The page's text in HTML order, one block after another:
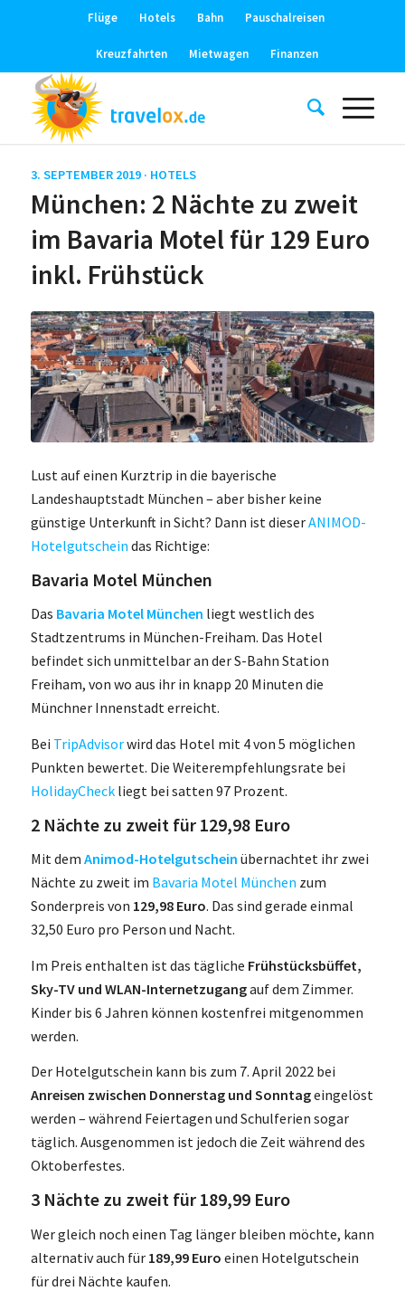
Flüge Hotels Bahn Pauschalreisen
Kreuzfahrten Mietwagen Finanzen
3. SEPTEMBER 2019 · HOTELS
München: 2 Nächte zu zweit
im Bavaria Motel für 129 Euro
inkl. Frühstück
Lust auf einen Kurztrip in die bayerische
Landeshauptstadt München – aber bisher keine
günstige Unterkunft in Sicht? Dann ist dieserANIMOD-
Hotelgutschein das Richtige:
Bavaria Motel München
Das Bavaria Motel München liegt westlich des
Stadtzentrums in München-Freiham. Das Hotel
befindet sich unmittelbar an der S-Bahn Station
Freiham, von wo aus ihr in knapp 20 Minuten die
Münchner Innenstadt erreicht.
Bei TripAdvisorwird das Hotel mit 4 von 5 möglichen
Punkten bewertet. Die Weiterempfehlungsrate bei
HolidayCheckliegt bei satten 97 Prozent.
2 Nächte zu zweit für 129,98 Euro
Mit dem Animod-Hotelgutschein übernachtet ihr zwei
Nächte zu zweit im Bavaria Motel München zum
Sonderpreis von 129,98 Euro. Das sind gerade einmal
32,50 Euro pro Person und Nacht.
Im Preis enthalten ist das tägliche Frühstücksbüffet,
Sky-TV und WLAN-Internetzugangauf dem Zimmer.
Kinder bis 6 Jahren können kostenfrei mitgenommen
werden.
Der Hotelgutschein kann bis zum 7. April 2022 bei
Anreisen zwischen Donnerstag und Sonntageingelöst
werden – während Feiertagen und Schulferien sogar
täglich. Ausgenommen ist jedoch die Zeit während des
Oktoberfestes.
3 Nächte zu zweit für 189,99 Euro
Wer gleich noch einen Tag länger bleiben möchte, kann
alternativ auch für 189,99 Euro einen Hotelgutschein
für drei Nächte kaufen.